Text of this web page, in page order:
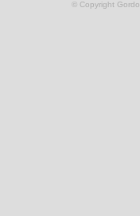
© Copyright